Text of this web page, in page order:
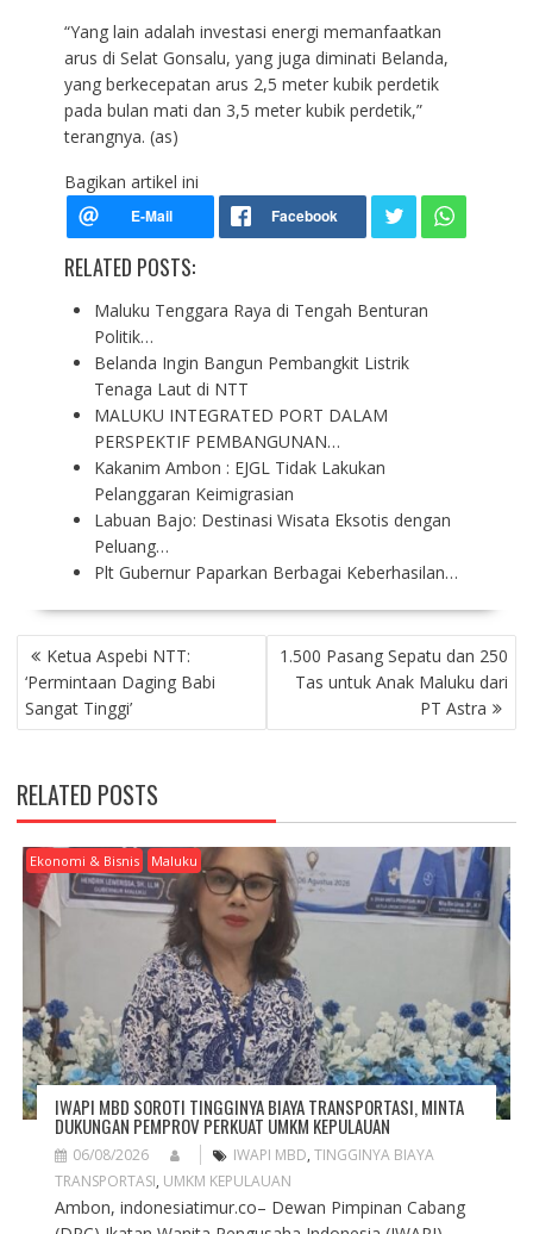
“Yang lain adalah investasi energi memanfaatkan
arus di Selat Gonsalu, yang juga diminati Belanda,
yang berkecepatan arus 2,5 meter kubik perdetik
pada bulan mati dan 3,5 meter kubik perdetik,”
terangnya. (as)
Bagikan artikel ini
RELATED POSTS:
Maluku Tenggara Raya di Tengah Benturan
Politik…
Belanda Ingin Bangun Pembangkit Listrik
Tenaga Laut di NTT
MALUKU INTEGRATED PORT DALAM
PERSPEKTIF PEMBANGUNAN…
Kakanim Ambon : EJGL Tidak Lakukan
Pelanggaran Keimigrasian
Labuan Bajo: Destinasi Wisata Eksotis dengan
Peluang…
Plt Gubernur Paparkan Berbagai Keberhasilan…
P
O
S
T
A
V
I
G
A
T
Ketua Aspebi NTT:
‘Permintaan Daging Babi
Sangat Tinggi’
1.500 Pasang Sepatu dan 250
Tas untuk Anak Maluku dari
PT Astra
RELATED POSTS
Ekonomi & Bisnis Maluku
IWAPI MBD SOROTI TINGGINYA BIAYA TRANSPORTASI, MINTA
DUKUNGAN PEMPROV PERKUAT UMKM KEPULAUAN
06/08/2026 IWAPI MBD, TINGGINYA BIAYA
TRANSPORTASI, UMKM KEPULAUAN
Ambon, indonesiatimur.co– Dewan Pimpinan Cabang